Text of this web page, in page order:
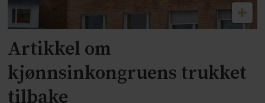
Artikkel om
kjønnsinkongruens trukket
tilbake